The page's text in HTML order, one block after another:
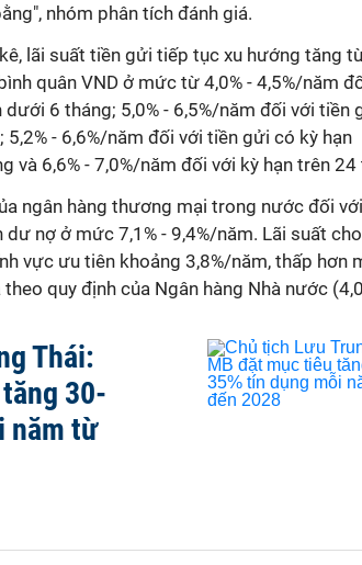
nhóm phân tích đánh giá.
l ãi suất tiền gửi tiếp tục xu hướng tăng
bình quân VND ở mức từ 4,0% - 4,5%/năm
dưới 6 tháng; 5,0% - 6,5%/năm đối với tiền
5,2% - 6,6%/năm đối với tiền gửi có kỳ hạn
và 6,6% - 7,0%/năm đối với kỳ hạn trên 24
ngân hàng thương mại trong nước đối
nợ ở mức 7,1% - 9,4%/năm. Lãi suất
vực ưu tiên khoảng 3,8%/năm, thấp hơn
quy định của Ngân hàng Nhà nước
Thái:
30-
năm từ